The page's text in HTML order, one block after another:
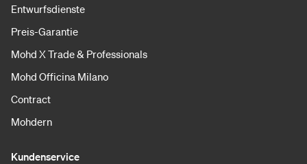
Entwurfsdienste
Preis-Garantie
Mohd X Trade & Professionals
Mohd Officina Milano
Contract
Mohdern
Kundenservice